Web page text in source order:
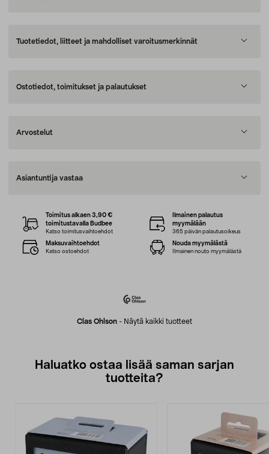
Tuotetiedot, liitteet ja mahdolliset varoitusmerkinnät
Ostotiedot, toimitukset ja palautukset
Arvostelut
Asiantuntija vastaa
Clas Ohlson - Näytä kaikki tuotteet
Toimitus alkaen 3,90 €
toimitustavalla Budbee
Katso toimitusvaihtoehdot
Ilmainen palautus
myymälään
365 päivän palautusoikeus
Maksuvaihtoehdot
Katso ostoehdot
Nouda myymälästä
Ilmainen nouto myymälästä
Haluatko ostaa lisää saman sarjan
tuotteita?